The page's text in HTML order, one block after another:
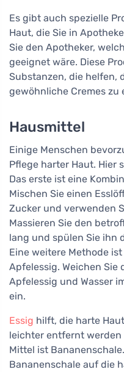
Es gibt auch spezielle
Haut, die Sie in
Sie den Apotheker,
geeignet wäre. Diese
Substanzen, die helfen,
gewöhnliche Cremes
Hausmittel
Einige Menschen
Pflege harter Haut. Hier
Das erste ist eine
Mischen Sie einen
Zucker und verwenden
Massieren Sie den
lang und spülen Sie ihn
Eine weitere Methode
Apfelessig. Weichen Sie
Apfelessig und Wasser
ein.
Essig hilft, die harte
leichter entfernt werden
Mittel ist
Bananenschale auf die